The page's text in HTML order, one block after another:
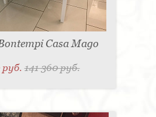
Casa Mago
руб.141 360 руб.